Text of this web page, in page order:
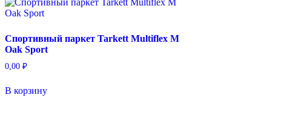
Спортивный паркет Tarkett Multiflex M
Oak Sport
0,00 ₽
В корзину